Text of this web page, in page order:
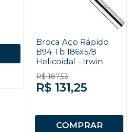
Broca Aço Rápido
B94 Tb 186x5/8
Helicoidal - Irwin
R$ 187,53
R$ 131,25
COMPRAR